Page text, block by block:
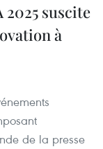
2025 suscite
à
de la presse